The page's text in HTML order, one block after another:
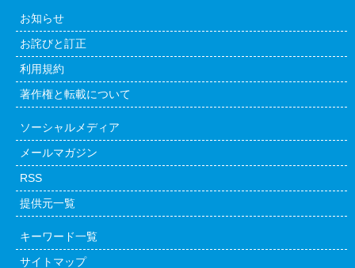
お知らせ
お詫びと訂正
利用規約
著作権と転載について
ソーシャルメディア
メールマガジン
RSS
提供元一覧
キーワード一覧
サイトマップ